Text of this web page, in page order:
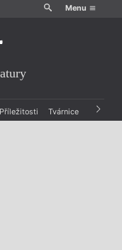
Menu
Příležitosti Tvárnice Archiv